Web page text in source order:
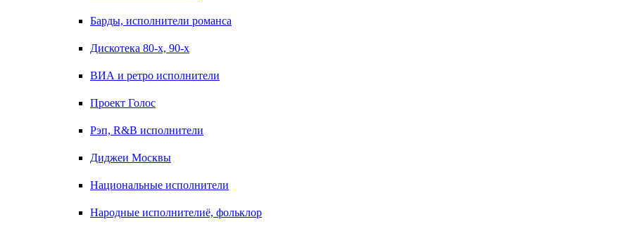
Барды, исполнители романса
Дискотека 80-х, 90-х
ВИА и ретро исполнители
Проект Голос
Рэп, R&B исполнители
Диджеи Москвы
Национальные исполнители
Народные исполнителиё, фольклор